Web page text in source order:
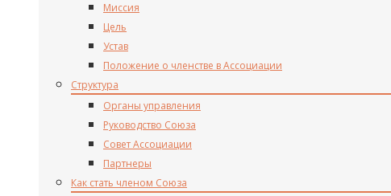
Миссия
Цель
Устав
Положение о членстве в Ассоциации
Структура
Органы управления
Руководство Союза
Совет Ассоциации
Партнеры
Как стать членом Союза